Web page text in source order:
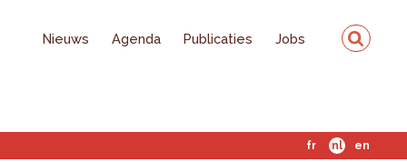
Nieuws Agenda Publicaties Jobs
fr nl en